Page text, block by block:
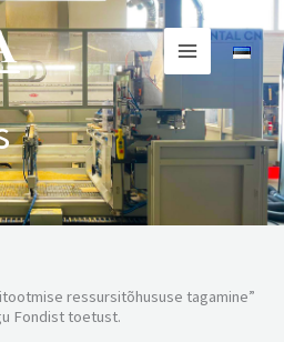
ressursitõhususe tagamine”
Fondist toetust.